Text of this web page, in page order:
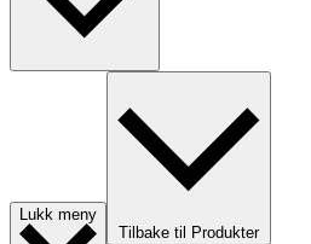
Lukk meny
Tilbake til Produkter